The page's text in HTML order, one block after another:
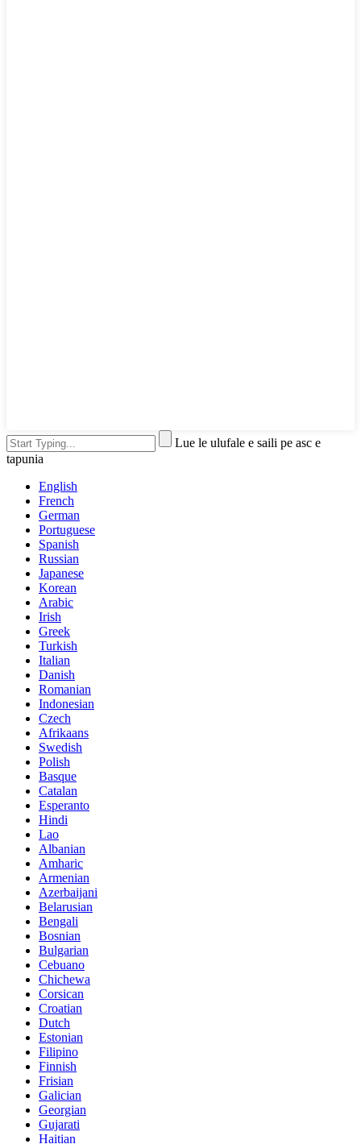
Lue le ulufale e saili pe asc e
tapunia
English
French
German
Portuguese
Spanish
Russian
Japanese
Korean
Arabic
Irish
Greek
Turkish
Italian
Danish
Romanian
Indonesian
Czech
Afrikaans
Swedish
Polish
Basque
Catalan
Esperanto
Hindi
Lao
Albanian
Amharic
Armenian
Azerbaijani
Belarusian
Bengali
Bosnian
Bulgarian
Cebuano
Chichewa
Corsican
Croatian
Dutch
Estonian
Filipino
Finnish
Frisian
Galician
Georgian
Gujarati
Haitian